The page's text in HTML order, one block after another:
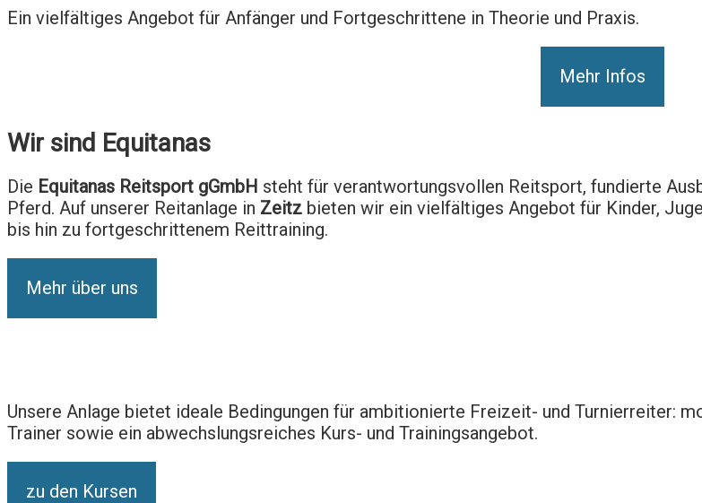
Ein vielfältiges Angebot für Anfänger und Fortgeschrittene in Theorie und Praxis.
Mehr Infos
Wir sind Equitanas
Die Equitanas Reitsport gGmbH steht für verantwortungsvollen Reitsport, fundierte
Pferd. Auf unserer Reitanlage in Zeitz bieten wir ein vielfältiges Angebot für Kinder,
bis hin zu fortgeschrittenem Reittraining.
Mehr über uns
Unsere Anlage bietet ideale Bedingungen für ambitionierte Freizeit- und Turnierreiter:
Trainer sowie ein abwechslungsreiches Kurs- und Trainingsangebot.
zu den Kursen